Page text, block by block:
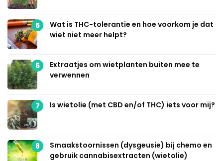
5
Wat is THC-tolerantie en hoe voorkom je dat
wiet niet meer helpt?
6
Extraatjes om wietplanten buiten mee te
verwennen
7 Is wietolie (met CBD en/of THC) iets voor mij?
8
Smaakstoornissen (dysgeusie) bij chemo en
gebruik cannabisextracten (wietolie)